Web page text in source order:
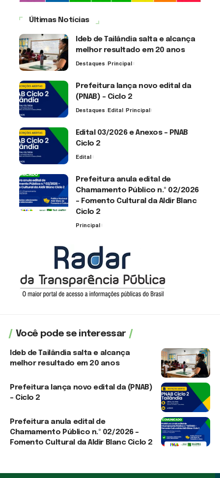
Últimas Notícias
Ideb de Tailândia salta e alcança
melhor resultado em 20 anos
Destaques Principal
Prefeitura lança novo edital da
(PNAB) – Ciclo 2
Destaques Edital Principal
Edital 03/2026 e Anexos – PNAB
Ciclo 2
Edital
Prefeitura anula edital de
Chamamento Público n.º 02/2026
– Fomento Cultural da Aldir Blanc
Ciclo 2
Principal
Você pode se interessar
Ideb de Tailândia salta e alcança
melhor resultado em 20 anos
Prefeitura lança novo edital da (PNAB)
– Ciclo 2
Prefeitura anula edital de
Chamamento Público n.º 02/2026 –
Fomento Cultural da Aldir Blanc Ciclo 2